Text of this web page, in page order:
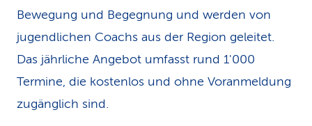
Bewegung und Begegnung und werden von
jugendlichen Coachs aus der Region geleitet.
Das jährliche Angebot umfasst rund 1'000
Termine, die kostenlos und ohne Voranmeldung
zugänglich sind.